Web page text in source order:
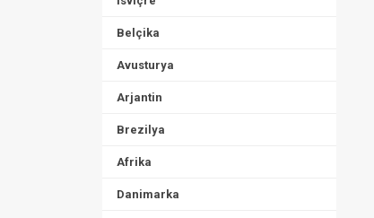
Belçika
Avusturya
Arjantin
Brezilya
Afrika
Danimarka